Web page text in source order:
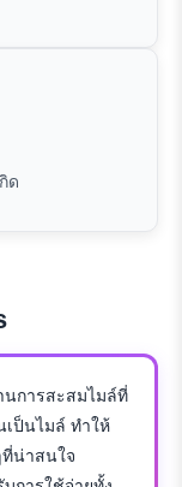
ด
นการสะสมไมล์ที่
เป็นไมล์ ทำให้
น่าสนใจ